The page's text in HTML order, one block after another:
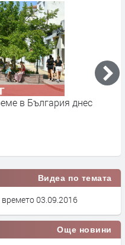
в България днес
Видеа по темата
03.09.2016
Още новини